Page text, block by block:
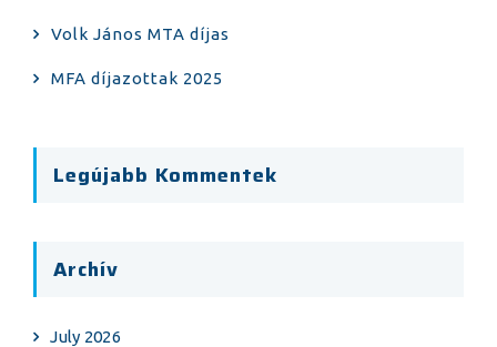
Volk János MTA díjas
MFA díjazottak 2025
Legújabb Kommentek
Archív
July 2026